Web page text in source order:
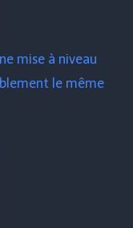
mise à niveau
le même